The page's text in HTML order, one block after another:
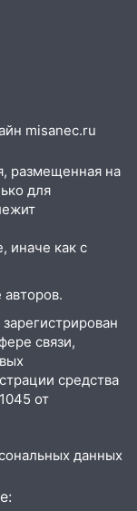
misanec.ru
размещенная на
для
иначе как с
связи,
средства
от
данных